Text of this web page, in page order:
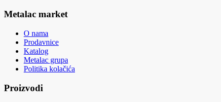
Metalac market
O nama
Prodavnice
Katalog
Metalac grupa
Politika kolačića
Proizvodi